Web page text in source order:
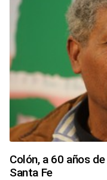
Colón, a 60 años
Santa Fe